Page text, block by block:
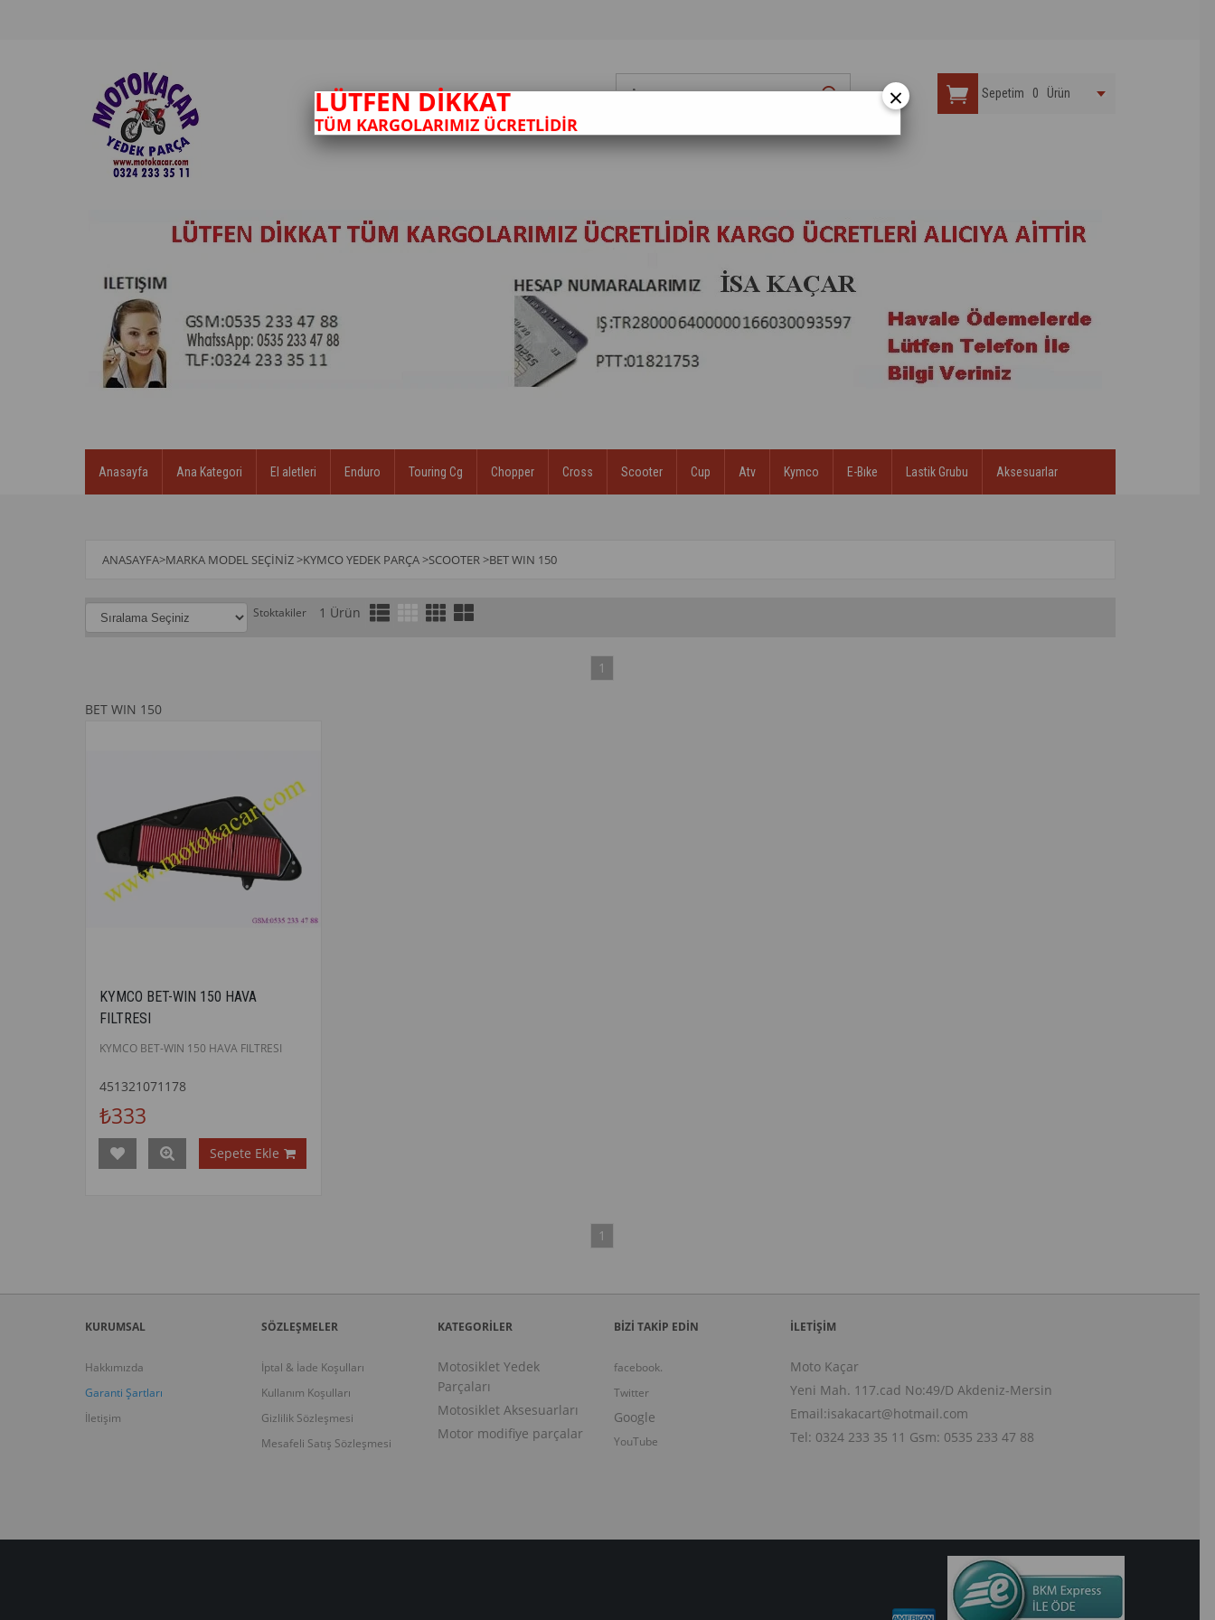
Sepetim 0 Ürün
Anasayfa Ana Kategori El aletleri Enduro Touring Cg Chopper Cross Scooter Cup Atv Kymco E-Bıke Lastik Grubu Aksesuarlar
ANASAYFA>MARKA MODEL SEÇINIZ>KYMCO YEDEK PARÇA>SCOOTER>BET WIN 150
Stoktakiler 1 Ürün
1
BET WIN 150
KYMCO BET-WIN 150 HAVA
FILTRESI
KYMCO BET-WIN 150 HAVA FILTRESI
451321071178
₺333
Sepete Ekle
1
KURUMSAL
Hakkımızda
Garanti Şartları
İletişim
SÖZLEŞMELER
İptal & İade Koşulları
Kullanım Koşulları
Gizlilik Sözleşmesi
Mesafeli Satış Sözleşmesi
KATEGORİLER
Motosiklet Yedek
Parçaları
Motosiklet Aksesuarları
Motor modifiye parçalar
BİZİ TAKİP EDİN
facebook.
Twitter
Google
YouTube
İLETIŞIM
Moto Kaçar
Yeni Mah. 117.cad No:49/D Akdeniz-Mersin
Email:isakacart@hotmail.com
Tel: 0324 233 35 11 Gsm: 0535 233 47 88
×
LÜTFEN DİKKAT
TÜM KARGOLARIMIZ ÜCRETLİDİR